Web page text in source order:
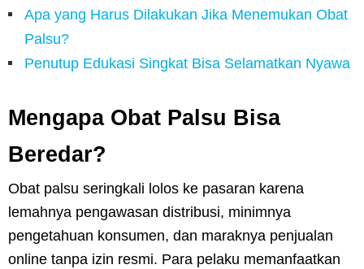
Apa yang Harus Dilakukan Jika Menemukan Obat
Palsu?
Penutup Edukasi Singkat Bisa Selamatkan Nyawa
Mengapa Obat Palsu Bisa
Beredar?
Obat palsu seringkali lolos ke pasaran karena
lemahnya pengawasan distribusi, minimnya
pengetahuan konsumen, dan maraknya penjualan
online tanpa izin resmi. Para pelaku memanfaatkan